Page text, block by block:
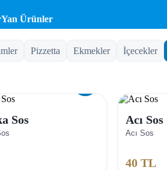
Yan Ürünler
Pizzetta Ekmekler İçecekler
Sos Acı Sos
Acı Sos
40 TL